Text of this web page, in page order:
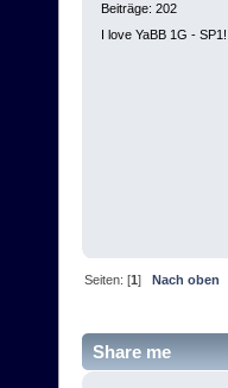
Beiträge: 202
I love YaBB 1G - SP1!
Seiten: [1]Nach oben
Share me